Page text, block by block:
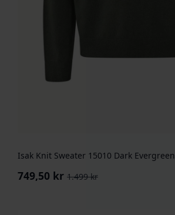
Isak Knit Sweater 15010 Dark Evergreen
1.499kr
Opprinnelig
749,50 kr
Nåværende